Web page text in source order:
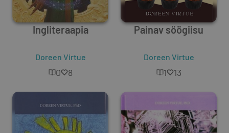
Ingliteraapia
Doreen Virtue
0 8
Painav söögiisu
Doreen Virtue
1 13